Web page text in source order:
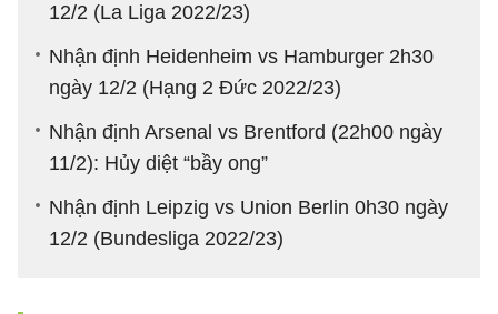
12/2 (La Liga 2022/23)
Nhận định Heidenheim vs Hamburger 2h30
ngày 12/2 (Hạng 2 Đức 2022/23)
Nhận định Arsenal vs Brentford (22h00 ngày
11/2): Hủy diệt “bầy ong”
Nhận định Leipzig vs Union Berlin 0h30 ngày
12/2 (Bundesliga 2022/23)